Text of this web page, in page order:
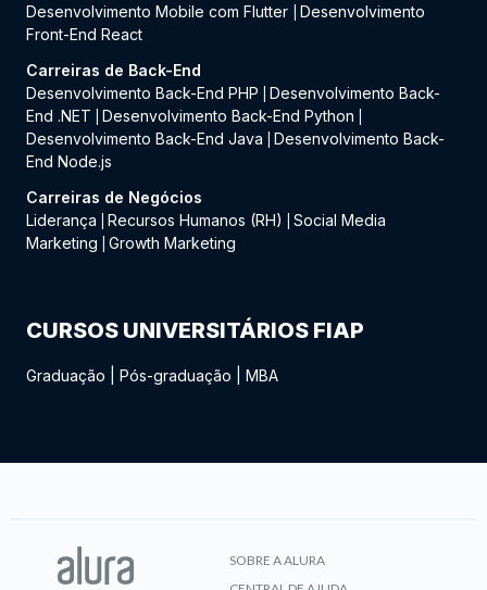
Desenvolvimento Mobile com Flutter
Desenvolvimento
Front-End React
Carreiras de Back-End
Desenvolvimento Back-End PHP
Desenvolvimento Back-
End .NET
Desenvolvimento Back-End Python
Desenvolvimento Back-End Java
Desenvolvimento Back-
End Node.js
Carreiras de Negócios
Liderança
Recursos Humanos (RH)
Social Media
Marketing
Growth Marketing
CURSOS UNIVERSITÁRIOS FIAP
Graduação Pós-graduação MBA
SOBRE A ALURA